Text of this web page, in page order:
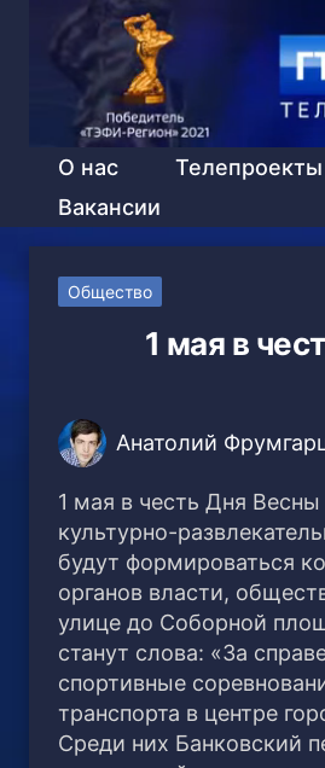
О нас Телепроекты
Вакансии
Общество
1 мая в
Анатолий
1 мая в честь Дня
культурно-
будут формироваться
органов власти,
улице до Соборной
станут слова: «За
спортивные
транспорта в центре
Среди них Банковский